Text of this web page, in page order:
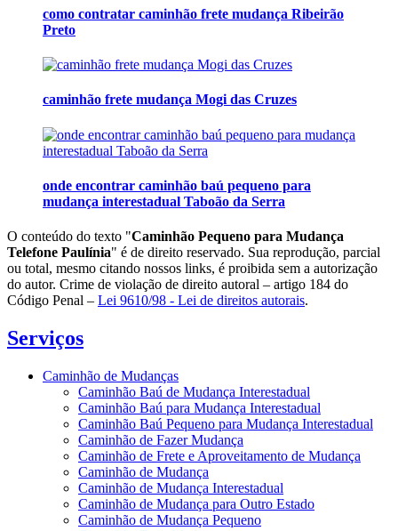
como contratar caminhão frete mudança Ribeirão
Preto
caminhão frete mudança Mogi das Cruzes
onde encontrar caminhão baú pequeno para
mudança interestadual Taboão da Serra
O conteúdo do texto "Caminhão Pequeno para Mudança
Telefone Paulínia" é de direito reservado. Sua reprodução, parcial
ou total, mesmo citando nossos links, é proibida sem a autorização
do autor. Crime de violação de direito autoral – artigo 184 do
Código Penal – Lei 9610/98 - Lei de direitos autorais.
Serviços
Caminhão de Mudanças
Caminhão Baú de Mudança Interestadual
Caminhão Baú para Mudança Interestadual
Caminhão Baú Pequeno para Mudança Interestadual
Caminhão de Fazer Mudança
Caminhão de Frete e Aproveitamento de Mudança
Caminhão de Mudança
Caminhão de Mudança Interestadual
Caminhão de Mudança para Outro Estado
Caminhão de Mudança Pequeno